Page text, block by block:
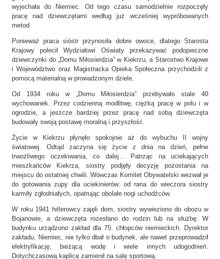
wyjechała do Niemiec. Od tego czasu samodzielnie rozpoczęły
pracę nad dziewczętami według już wcześniej wypróbowanych
metod.
Ponieważ praca sióstr przynosiła dobre owoce, dlatego Starosta
Krajowy polecił Wydziałowi Oświaty przekazywać podopieczne
dziewczynki do „Domu Miłosierdzia” w Kiekrzu, a Starostwo Krajowe
i Województwo oraz Magistracka Opieka Społeczna przychodzili z
pomocą materialną w prowadzonym dziele.
Od 1934 roku w „Domu Miłosierdzia” przebywało stale 40
wychowanek. Przez codzienną modlitwę, ciężką pracę w polu i w
ogrodzie, a jeszcze bardziej przez pracę nad sobą dziewczęta
budowały swoją postawę moralną i przyszłość.
Życie w Kiekrzu płynęło spokojnie aż do wybuchu II wojny
światowej. Odtąd zaczyna się życie z dnia na dzień, pełne
trwożliwego oczekiwania, co dalej… Patrząc na uciekających
mieszkańców Kiekrza, siostry podjęły decyzję pozostania na
miejscu do ostatniej chwili. Wówczas Komitet Obywatelski wezwał je
do gotowania zupy dla uciekinierów: od rana do wieczora siostry
karmiły zgłodniałych, opatrując obolałe nogi uchodźców.
W roku 1941 hitlerowcy zajęli dom, siostry wywieziono do obozu w
Bojanowie, a dziewczęta rozesłano do rodzin lub na służbę. W
budynku urządzono zakład dla 75. chłopców niemieckich. Dyrektor
zakładu, Niemiec, nie tylko dbał o budynek, ale nawet przeprowadził
elektryfikację, bieżącą wodę i wiele innych udogodnień.
Dotychczasową kaplicę zamienił na salę sportową.